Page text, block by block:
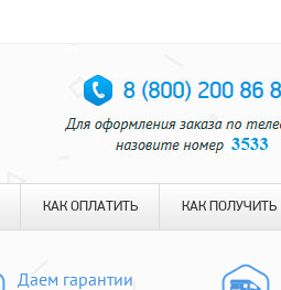
КАК ОПЛАТИТЬ КАК ПОЛУЧИТЬ
Даем гарантии